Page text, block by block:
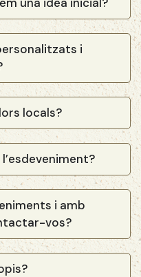
i
locals?
i amb
vos?